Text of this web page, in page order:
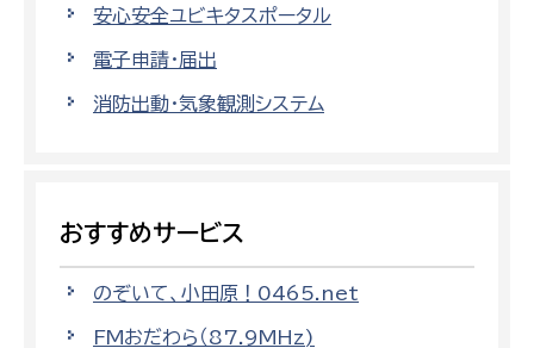
安心安全ユビキタスポータル
電子申請・届出
消防出動・気象観測システム
おすすめサービス
のぞいて、小田原！0465.net
FMおだわら（87.9MHz)